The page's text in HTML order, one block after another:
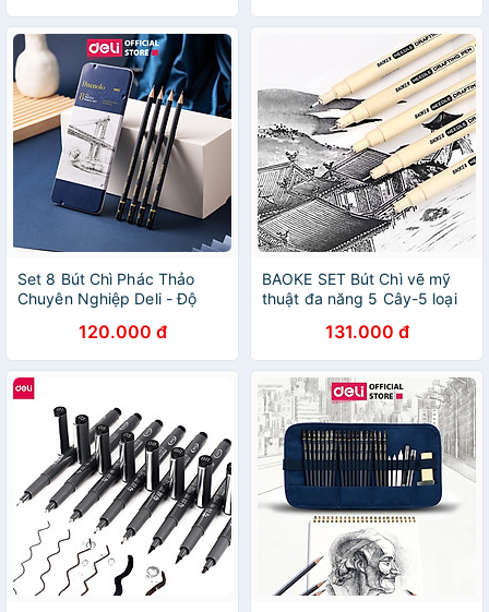
Set 8 Bút Chì Phác Thảo
Chuyên Nghiệp Deli - Độ
Mỹ Thuật Họa Chân Dung
Hoạ Sĩ Vẽ Chì, Màu - EC26
120.000 đ
BAOKE SET Bút Chì vẽ mỹ
thuật đa năng 5 Cây-5 loại
131.000 đ